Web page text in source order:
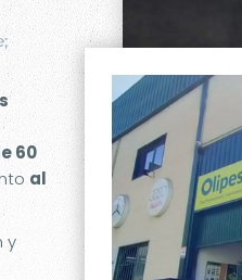
60
al
y